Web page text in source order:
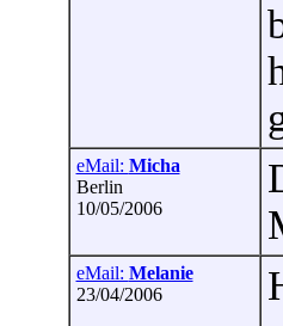
eMail: Micha
Berlin
10/05/2006
eMail: Melanie
23/04/2006